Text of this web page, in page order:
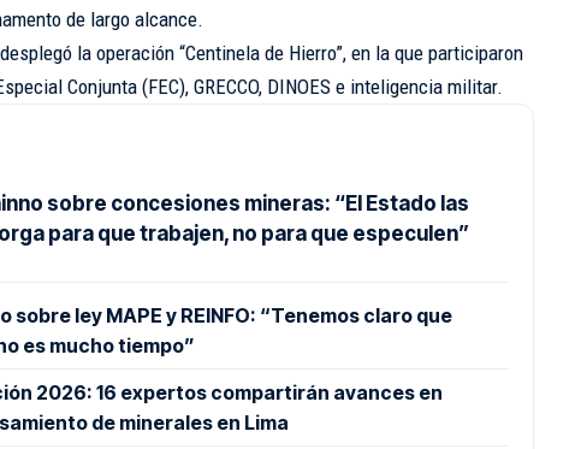
de largo alcance.
la operación “Centinela de Hierro”, en la que participaron
Conjunta (FEC), GRECCO, DINOES e inteligencia militar.
sobre concesiones mineras: “El Estado las
para que trabajen, no para que especulen”
sobre ley MAPE y REINFO: “Tenemos claro que
es mucho tiempo”
2026: 16 expertos compartirán avances en
de minerales en Lima